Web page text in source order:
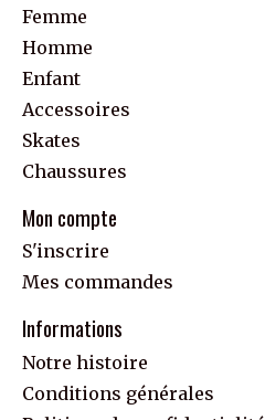
Femme
Homme
Enfant
Accessoires
Skates
Chaussures
Mon compte
S'inscrire
Mes commandes
Informations
Notre histoire
Conditions générales